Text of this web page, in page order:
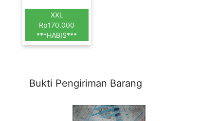
XXL
Rp170.000
***HABIS***
Bukti Pengiriman Barang